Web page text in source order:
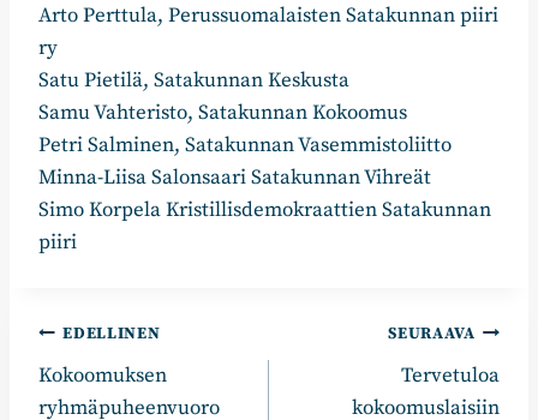
Arto Perttula, Perussuomalaisten Satakunnan piiri
ry
Satu Pietilä, Satakunnan Keskusta
Samu Vahteristo, Satakunnan Kokoomus
Petri Salminen, Satakunnan Vasemmistoliitto
Minna-Liisa Salonsaari Satakunnan Vihreät
Simo Korpela Kristillisdemokraattien Satakunnan
piiri
Artikkelien
selaus
EDELLINEN
Kokoomuksen
ryhmäpuheenvuoro
SEURAAVA
Tervetuloa
kokoomuslaisiin